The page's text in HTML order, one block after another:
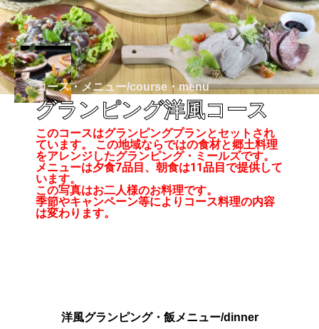
コース・メニュー/course・menu
グランピング洋風コース
このコースはグランピングプランとセットされ
ています。 この地域ならではの食材と郷土料理
をアレンジしたグランピング・ミールズです。
メニューは夕食7品目、朝食は11品目で提供して
います。
この写真はお二人様のお料理です。
季節やキャンペーン等によりコース料理の内容
は変わります。
洋風グランピング・飯メニュー/dinner